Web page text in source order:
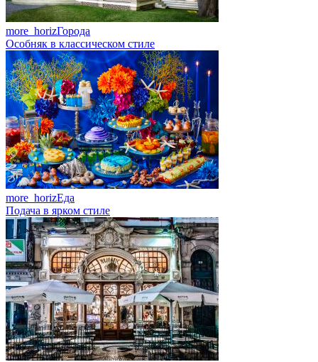
more_horizГорода
Особняк в классическом стиле
more_horizЕда
Подача в ярком стиле